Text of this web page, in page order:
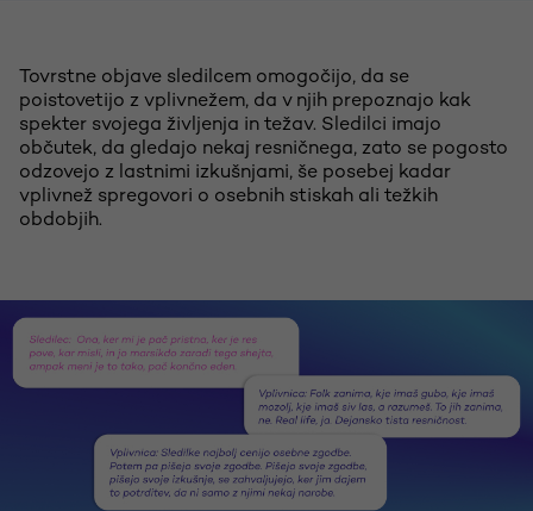
Tovrstne objave sledilcem omogočijo, da se
poistovetijo z vplivnežem, da v njih prepoznajo kak
spekter svojega življenja in težav. Sledilci imajo
občutek, da gledajo nekaj resničnega, zato se pogosto
odzovejo z lastnimi izkušnjami, še posebej kadar
vplivnež spregovori o osebnih stiskah ali težkih
obdobjih.